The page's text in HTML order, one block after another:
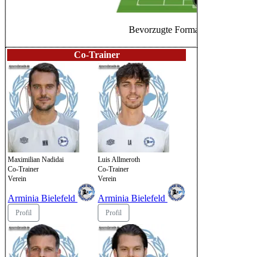
Bevorzugte Formation: 4-3-3
Co-Trainer
Maximilian Nadidai
Co-Trainer
Verein
Arminia Bielefeld
Profil
Luis Allmeroth
Co-Trainer
Verein
Arminia Bielefeld
Profil